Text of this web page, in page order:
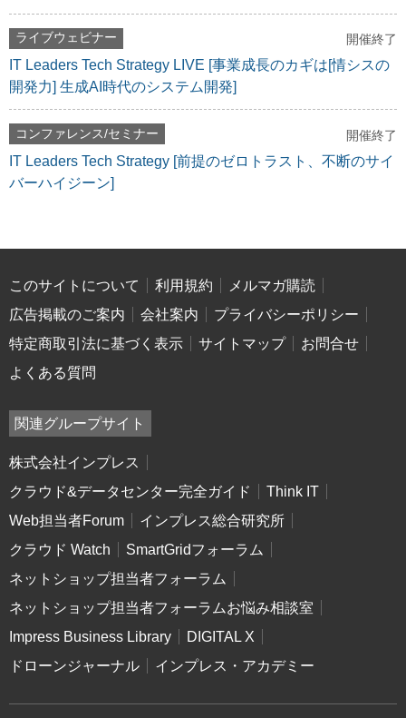
ライブウェビナー 開催終了
IT Leaders Tech Strategy LIVE [事業成長のカギは[情シスの
開発力] 生成AI時代のシステム開発]
コンファレンス/セミナー 開催終了
IT Leaders Tech Strategy [前提のゼロトラスト、不断のサイ
バーハイジーン]
このサイトについて 利用規約
メルマガ購読
広告掲載のご案内
会社案内
プライバシーポリシー
特定商取引法に基づく表示
サイトマップ
お問合せ
よくある質問
関連グループサイト
株式会社インプレス
クラウド&データセンター完全ガイド
Think IT
Web担当者Forum
インプレス総合研究所
クラウド Watch
SmartGridフォーラム
ネットショップ担当者フォーラム
ネットショップ担当者フォーラムお悩み相談室
Impress Business Library
DIGITAL X
ドローンジャーナル
インプレス・アカデミー